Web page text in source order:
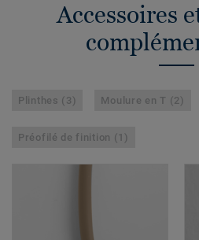
Accessoires
Plinthes (3) Moulure en T (2)
Préofilé de finition (1)